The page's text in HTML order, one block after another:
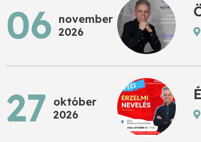
06
november
2026
27
október
2026